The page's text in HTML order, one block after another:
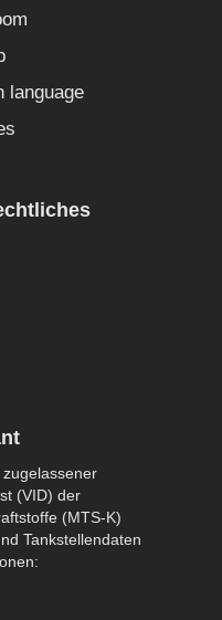
language
(VID) der
(MTS-K)
Tankstellendaten